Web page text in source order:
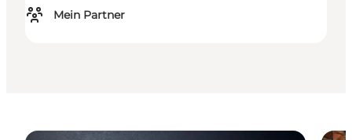
Mein Partner